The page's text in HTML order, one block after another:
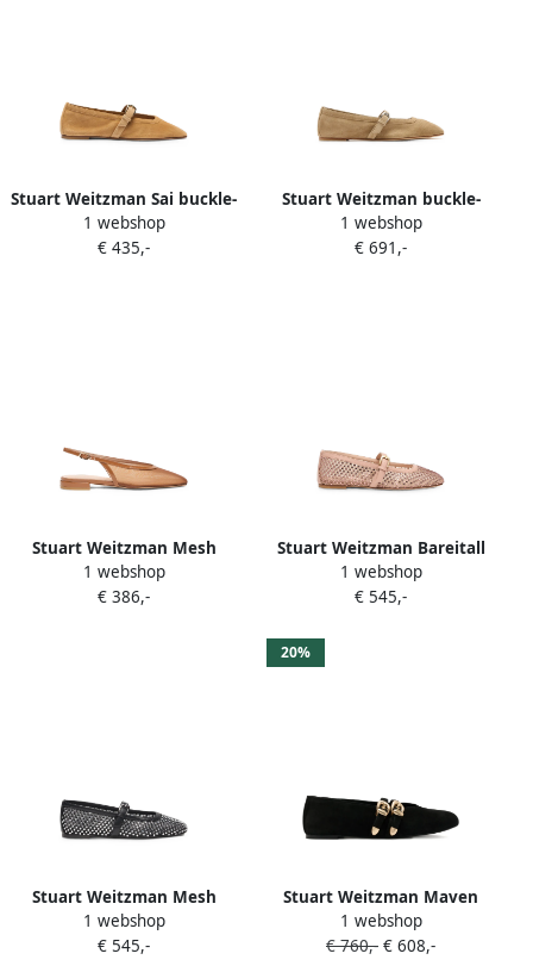
Stuart Weitzman Sai buckle-
detail ballet flats Bruin
1 webshop
€ 435,-
Stuart Weitzman buckle-
fastening square-toe ballet
flats Beige
1 webshop
€ 691,-
Stuart Weitzman Mesh
slingback ballerina's Beige
1 webshop
€ 386,-
Stuart Weitzman Bareitall
Mary Jane ballerina's
verfraaid met kristallen
1 webshop
€ 545,-
Stuart Weitzman Mesh
ballerina's met kristallen
Zwart
1 webshop
€ 545,-
20%
Stuart Weitzman Maven
ballerina's met gesp Zwart
1 webshop
€ 760,- € 608,-